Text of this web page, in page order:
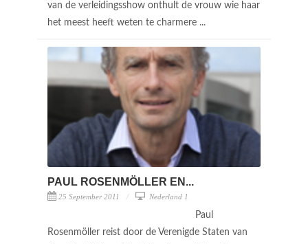
van de verleidingsshow onthult de vrouw wie haar
het meest heeft weten te charmere ...
PAUL ROSENMÖLLER EN...
25 September 2011 Nederland 1
Paul
Rosenmöller reist door de Verenigde Staten van